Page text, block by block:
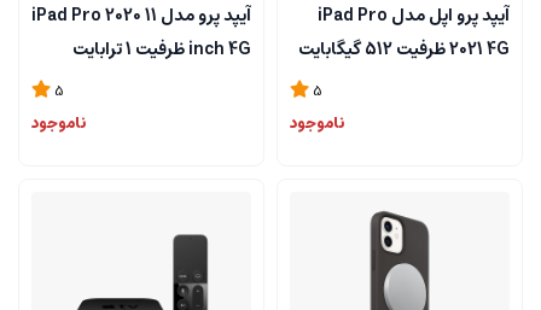
آیپد پرو اپل مدل iPad Pro
2021 4G ظرفیت 512 گیگابایت
5
ناموجود
آیپد پرو مدل iPad Pro 2020 11
inch 4G ظرفیت 1 ترابایت
5
ناموجود